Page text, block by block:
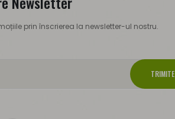
prin înscrierea la newsletter-ul nostru.
TRIMITE